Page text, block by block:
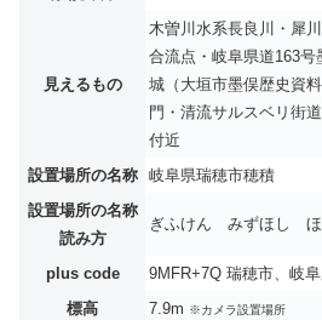
見えるもの
木曽川水系長良川・犀
合流点・岐阜県道163
城（大垣市墨俣歴史資
門・清流サルスベリ街
付近
設置場所の名称
岐阜県瑞穂市穂積
設置場所の名称
読み方
ぎふけん みずほし ほ
plus code
9MFR+7Q 瑞穂市、岐
標高
7.9m ※カメラ設置場所